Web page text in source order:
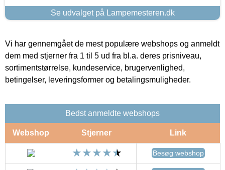
Se udvalget på Lampemesteren.dk
Vi har gennemgået de mest populære webshops og anmeldt
dem med stjerner fra 1 til 5 ud fra bl.a. deres prisniveau,
sortimentstørrelse, kundeservice, brugervenlighed,
betingelser, leveringsformer og betalingsmuligheder.
Bedst anmeldte webshops
Webshop Stjerner Link
Besøg webshop